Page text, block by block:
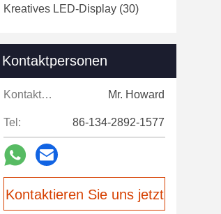
Kreatives LED-Display (30)
Kontaktpersonen
Kontaktpersonen: Mr. Howard
Tel: 86-134-2892-1577
Kontaktieren Sie uns jetzt